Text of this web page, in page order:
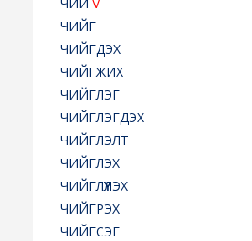
ЧИЙГ
ЧИЙГДЭХ
ЧИЙГЖИХ
ЧИЙГЛЭГ
ЧИЙГЛЭГДЭХ
ЧИЙГЛЭЛТ
ЧИЙГЛЭХ
ЧИЙГЛҮҮЛЭХ
ЧИЙГРЭХ
ЧИЙГСЭГ